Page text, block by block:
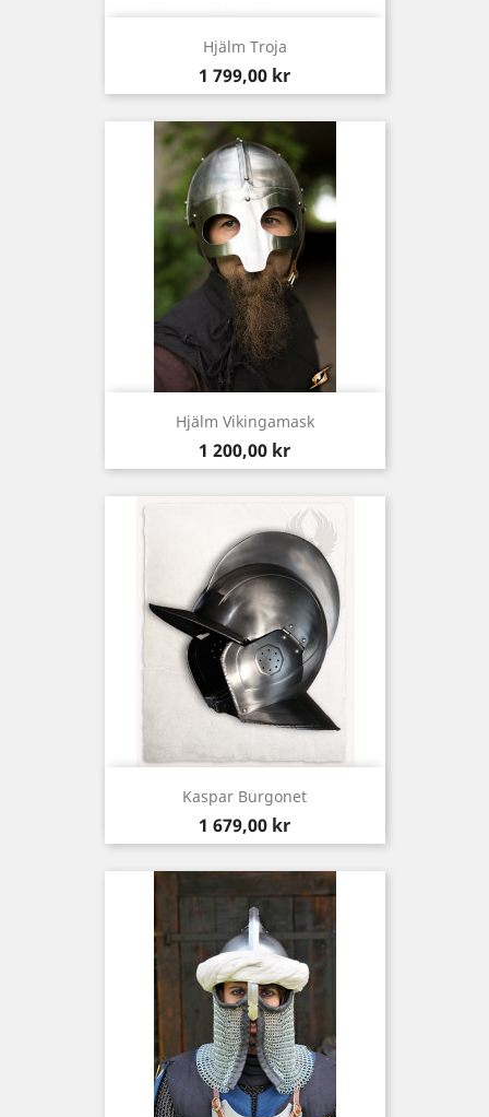
Hjälm Troja
Pris
1 799,00 kr
Hjälm Vikingamask
Pris
1 200,00 kr
Kaspar Burgonet
Pris
1 679,00 kr